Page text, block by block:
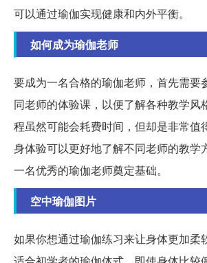
可以通过瑜伽实现健康和内外平衡。
如何成为瑜伽老师
要成为一名合格的瑜伽老师，首先需要
同老师的体验课，以便了解各种教学风
程虽然可能会耗费时间，但却是非常值
身体验可以更好地了解不同老师的教学
一名优秀的瑜伽老师奠定基础。
空中瑜伽图片
如果你想通过瑜伽练习来让身体更加柔